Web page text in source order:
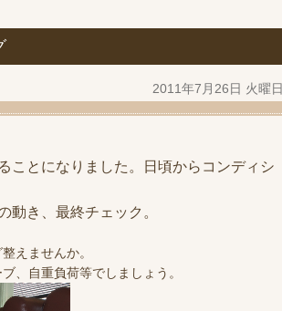
2011年7月26日 火曜日
ことになりました。日頃からコンディシ
動き、最終チェック。
えませんか。
、自重負荷等でしましょう。